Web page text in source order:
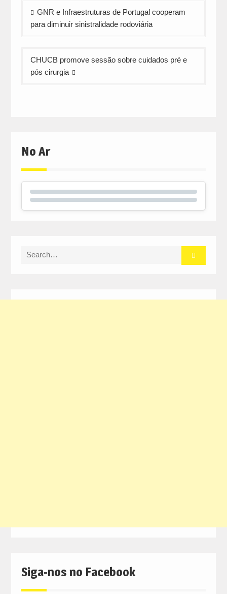
Navegação
de
GNR e Infraestruturas de Portugal cooperam
para diminuir sinistralidade rodoviária
CHUCB promove sessão sobre cuidados pré e
pós cirurgia
No Ar
Search
Siga-nos no Facebook